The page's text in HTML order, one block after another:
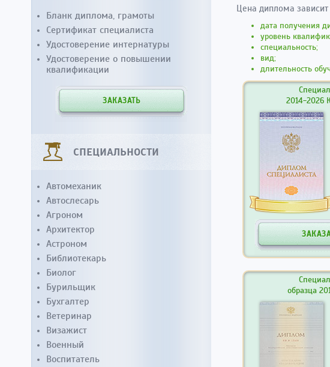
Цена диплома
дата получения
уровень
специальность;
вид;
длительность
2014-2026
образца
Бланк диплома, грамоты
Сертификат специалиста
Удостоверение интернатуры
Удостоверение о повышении
квалификации
ЗАКАЗАТЬ
СПЕЦИАЛЬНОСТИ
Автомеханик
Автослесарь
Агроном
Архитектор
Астроном
Библиотекарь
Биолог
Бурильщик
Бухгалтер
Ветеринар
Визажист
Военный
Воспитатель